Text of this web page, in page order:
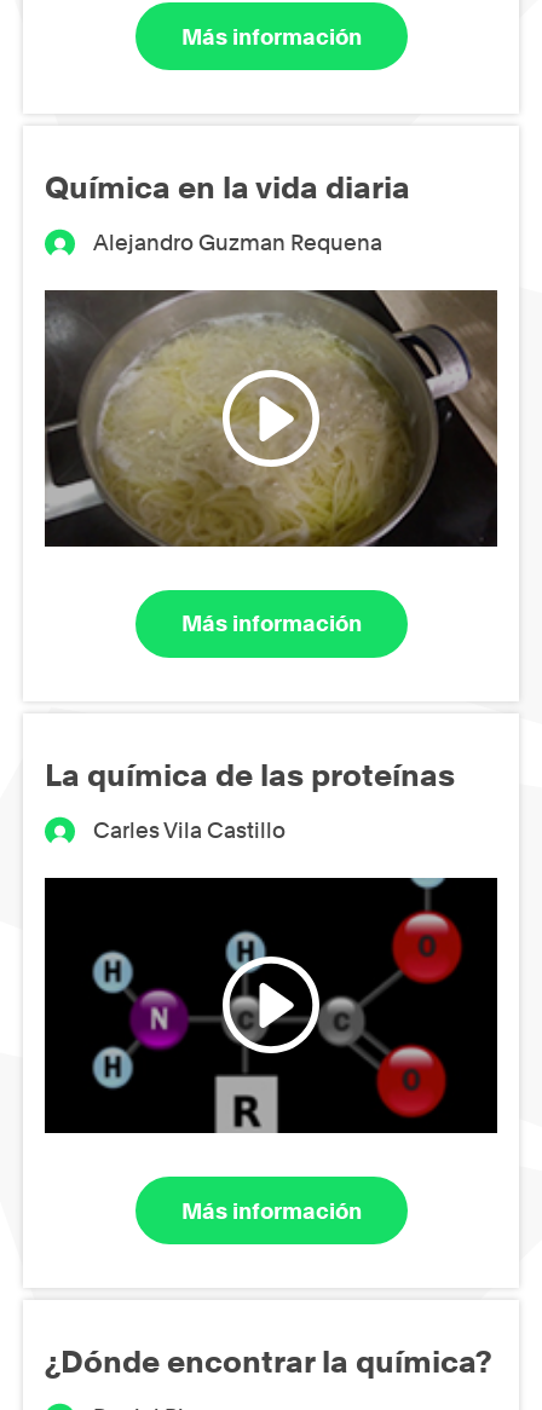
Más información
Química en la vida diaria
Alejandro Guzman Requena
Más información
La química de las proteínas
Carles Vila Castillo
Más información
¿Dónde encontrar la química?